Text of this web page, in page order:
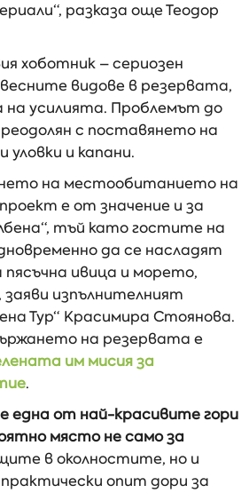
разказа още Теодор
хоботник – сериозен
видове в резервата,
на усилията. Проблемът до
с поставянето на
и капани.
на местообитанието на
е от значение и за
тъй като гостите на
да се насладят
ивица и морето,
изпълнителният
Тур“ Красимира Стоянова.
на резервата е
им мисия за
.
една от най-красивите гори
място не само за
в околностите, но и
опит дори за